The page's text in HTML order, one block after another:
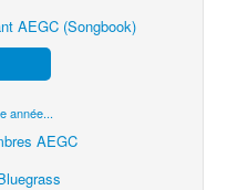
AEGC (Songbook)
année...
AEGC